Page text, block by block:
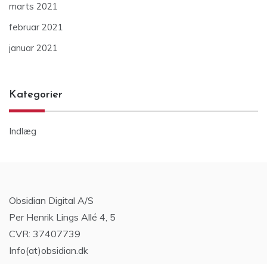
marts 2021
februar 2021
januar 2021
Kategorier
Indlæg
Obsidian Digital A/S
Per Henrik Lings Allé 4, 5
CVR: 37407739
Info(at)obsidian.dk